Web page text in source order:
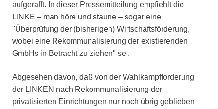
aufgerafft. In dieser Pressemitteilung empfiehlt die
LINKE – man höre und staune – sogar eine
"Überprüfung der (bisherigen) Wirtschaftsförderung,
wobei eine Rekommunalisierung der existierenden
GmbHs in Betracht zu ziehen" sei.
Abgesehen davon, daß von der Wahlkampfforderung
der LINKEN nach Rekommunalisierung der
privatisierten Einrichtungen nur noch übrig geblieben